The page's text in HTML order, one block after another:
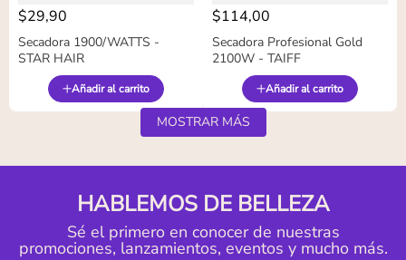
$29,90
Secadora 1900/WATTS -
STAR HAIR
Añadir al carrito
$114,00
Secadora Profesional Gold
2100W - TAIFF
Añadir al carrito
MOSTRAR MÁS
HABLEMOS DE BELLEZA
Sé el primero en conocer de nuestras
promociones, lanzamientos, eventos y mucho más.